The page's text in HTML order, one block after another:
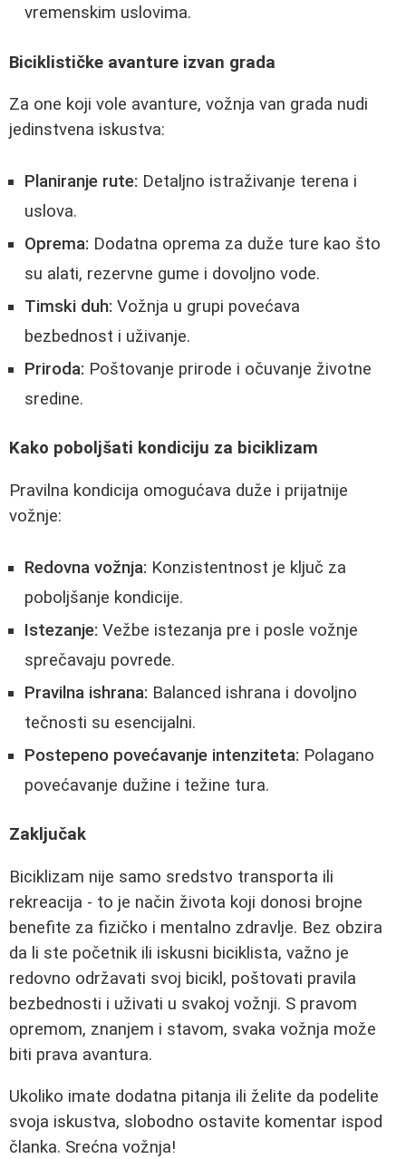
vremenskim uslovima.
Biciklističke avanture izvan grada
Za one koji vole avanture, vožnja van grada nudi
jedinstvena iskustva:
Planiranje rute: Detaljno istraživanje terena i
uslova.
Oprema: Dodatna oprema za duže ture kao što
su alati, rezervne gume i dovoljno vode.
Timski duh: Vožnja u grupi povećava
bezbednost i uživanje.
Priroda: Poštovanje prirode i očuvanje životne
sredine.
Kako poboljšati kondiciju za biciklizam
Pravilna kondicija omogućava duže i prijatnije
vožnje:
Redovna vožnja: Konzistentnost je ključ za
poboljšanje kondicije.
Istezanje: Vežbe istezanja pre i posle vožnje
sprečavaju povrede.
Pravilna ishrana: Balanced ishrana i dovoljno
tečnosti su esencijalni.
Postepeno povećavanje intenziteta: Polagano
povećavanje dužine i težine tura.
Zaključak
Biciklizam nije samo sredstvo transporta ili
rekreacija - to je način života koji donosi brojne
benefite za fizičko i mentalno zdravlje. Bez obzira
da li ste početnik ili iskusni biciklista, važno je
redovno održavati svoj bicikl, poštovati pravila
bezbednosti i uživati u svakoj vožnji. S pravom
opremom, znanjem i stavom, svaka vožnja može
biti prava avantura.
Ukoliko imate dodatna pitanja ili želite da podelite
svoja iskustva, slobodno ostavite komentar ispod
članka. Srećna vožnja!